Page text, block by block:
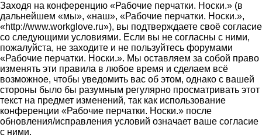
Заходя на конференцию «Рабочие перчатки. Носки.» (в
дальнейшем «мы», «наш», «Рабочие перчатки. Носки.»,
«http://www.workglove.ru»), вы подтверждаете своё согласие
со следующими условиями. Если вы не согласны с ними,
пожалуйста, не заходите и не пользуйтесь форумами
«Рабочие перчатки. Носки.». Мы оставляем за собой право
изменять эти правила в любое время и сделаем всё
возможное, чтобы уведомить вас об этом, однако с вашей
стороны было бы разумным регулярно просматривать этот
текст на предмет изменений, так как использование
конференции «Рабочие перчатки. Носки.» после
обновления/исправления условий означает ваше согласие
с ними.